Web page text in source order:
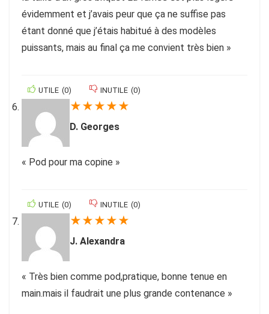
évidemment et j’avais peur que ça ne suffise pas
étant donné que j’étais habitué à des modèles
puissants, mais au final ça me convient très bien »
UTILE (0) INUTILE (0)
★★★★★
D. Georges
« Pod pour ma copine »
UTILE (0) INUTILE (0)
★★★★★
J. Alexandra
« Très bien comme pod,pratique, bonne tenue en
main.mais il faudrait une plus grande contenance »